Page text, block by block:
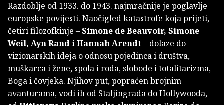
Razdoblje od 1933. do 1943. najmračnije je poglavlje
europske povijesti. Naočigled katastrofe koja prijeti,
četiri filozofkinje –Simone de Beauvoir, Simone
Weil, Ayn Rand i Hannah Arendt– dolaze do
vizionarskih ideja o odnosu pojedinca i društva,
muškarca i žene, spola i roda, slobode i totalitarizma,
Boga i čovjeka. Njihov put, popraćen brojnim
avanturama, vodi ih od Staljingrada do Hollywooda,